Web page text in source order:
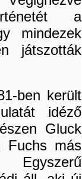
a
mindezek
játszották
ben került
idéző
Gluck
Fuchs más